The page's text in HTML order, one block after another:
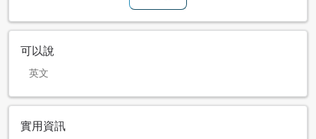
可以說
英文
實用資訊